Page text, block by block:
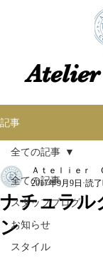
記事
全ての記事
スタッフブログ
お知らせ
スタイル
全ての記事
ナチュラル
ン
Ａｔｅｌｉｅｒ
2017年9月9日 読